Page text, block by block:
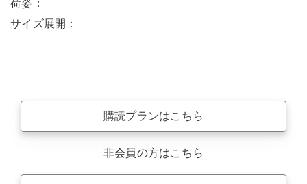
荷姿：
サイズ展開：
購読プランはこちら
非会員の方はこちら